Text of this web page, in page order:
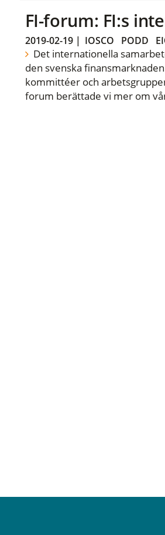
FI-forum: FI:s
2019-02-19| IOSCO PODD
Det internationella
den svenska
kommittéer och
forum berättade vi mer om